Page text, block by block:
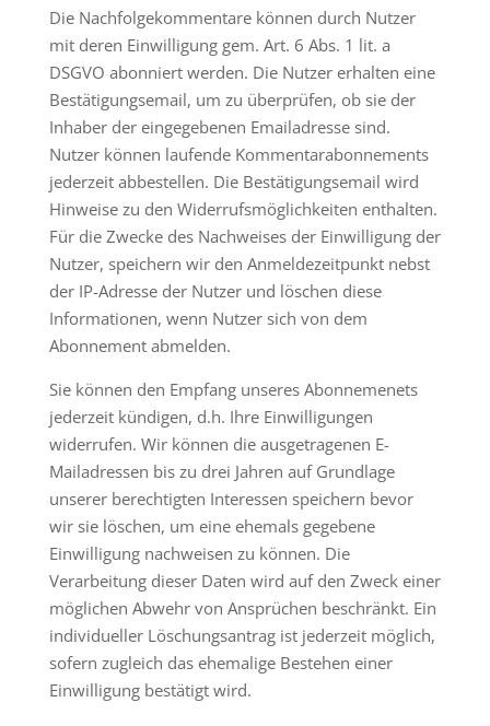
Die Nachfolgekommentare können durch Nutzer
mit deren Einwilligung gem. Art. 6 Abs. 1 lit. a
DSGVO abonniert werden. Die Nutzer erhalten eine
Bestätigungsemail, um zu überprüfen, ob sie der
Inhaber der eingegebenen Emailadresse sind.
Nutzer können laufende Kommentarabonnements
jederzeit abbestellen. Die Bestätigungsemail wird
Hinweise zu den Widerrufsmöglichkeiten enthalten.
Für die Zwecke des Nachweises der Einwilligung der
Nutzer, speichern wir den Anmeldezeitpunkt nebst
der IP-Adresse der Nutzer und löschen diese
Informationen, wenn Nutzer sich von dem
Abonnement abmelden.
Sie können den Empfang unseres Abonnemenets
jederzeit kündigen, d.h. Ihre Einwilligungen
widerrufen. Wir können die ausgetragenen E-
Mailadressen bis zu drei Jahren auf Grundlage
unserer berechtigten Interessen speichern bevor
wir sie löschen, um eine ehemals gegebene
Einwilligung nachweisen zu können. Die
Verarbeitung dieser Daten wird auf den Zweck einer
möglichen Abwehr von Ansprüchen beschränkt. Ein
individueller Löschungsantrag ist jederzeit möglich,
sofern zugleich das ehemalige Bestehen einer
Einwilligung bestätigt wird.